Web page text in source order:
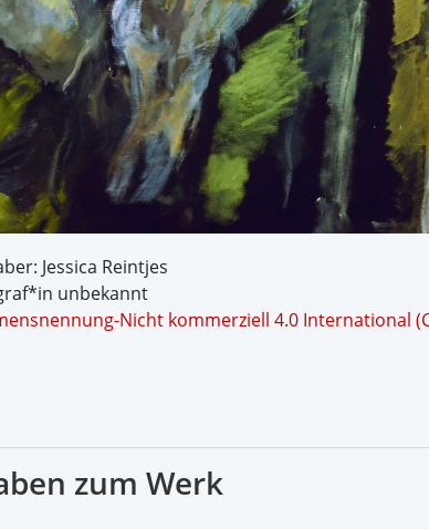
Jessica Reintjes
unbekannt
Nicht kommerziell 4.0 International
zum Werk